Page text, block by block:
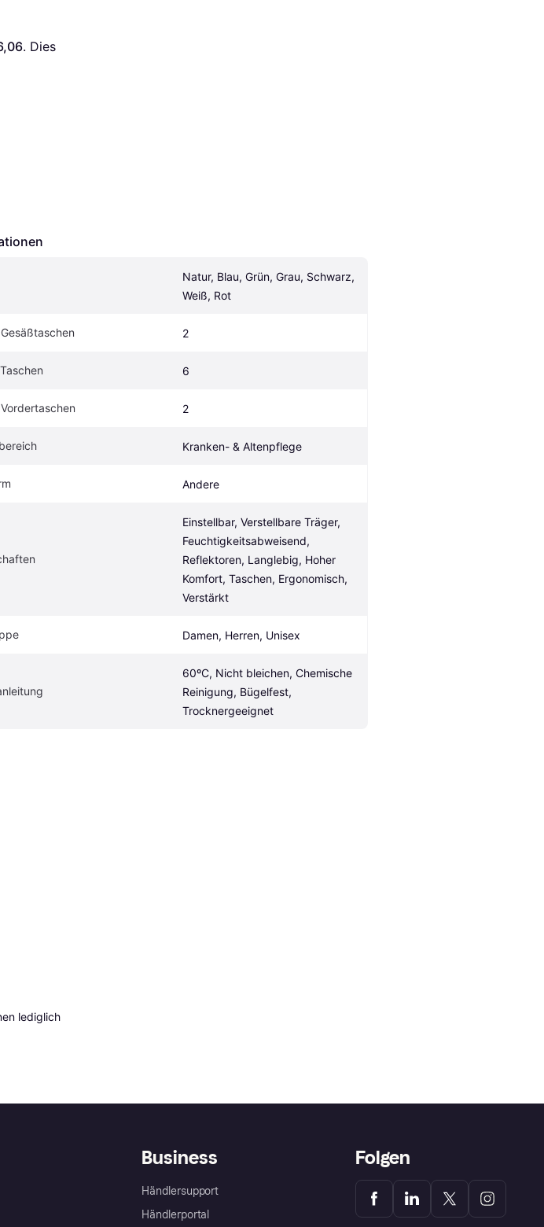
. Dies
Natur, Blau, Grün, Grau, Schwarz,
Weiß, Rot
2
6
2
Kranken- & Altenpflege
Andere
Einstellbar, Verstellbare Träger,
Feuchtigkeitsabweisend,
Reflektoren, Langlebig, Hoher
Komfort, Taschen, Ergonomisch,
Verstärkt
Damen, Herren, Unisex
60ºC, Nicht bleichen, Chemische
Reinigung, Bügelfest,
Trocknergeeignet
lediglich
Business
Händlersupport
Händlerportal
Folgen